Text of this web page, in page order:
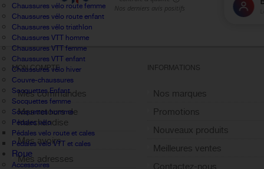
Chaussures vélo route femme
Chaussures vélo route enfant
Chaussures vélo triathlon
Chaussures VTT homme
Chaussures VTT femme
Chaussures VTT enfant
Chaussures vélo hiver
Couvre-chaussures
Socquettes Enfant
Socquettes femme
Socquettes homme
Pédales vélo
Pédales velo route et cales
Pédales velo VTT et cales
Roue
Accessoires
MON COMPTE
Mes commandes
Mes retours de
marchandise
Mes avoirs
Mes adresses
INFORMATIONS
Nos marques
Promotions
Nouveaux produits
Meilleures ventes
Contactez-nous